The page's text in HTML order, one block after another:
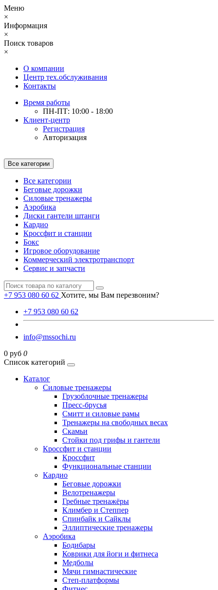
Меню
×
Информация
×
Поиск товаров
×
О компании
Центр тех.обслуживания
Контакты
Время работы
ПН-ПТ: 10:00 - 18:00
Клиент-центр
Регистрация
Авторизация
Все категории
Все категории
Беговые дорожки
Силовые тренажеры
Аэробика
Диски гантели штанги
Кардио
Кроссфит и станции
Бокс
Игровое оборудование
Коммерческий электротранспорт
Сервис и запчасти
+7 953 080 60 62 Хотите, мы Вам перезвоним?
+7 953 080 60 62
info@mssochi.ru
0 руб 0
Список категорий
Каталог
Силовые тренажеры
Грузоблочные тренажеры
Пресс-брусья
Смитт и силовые рамы
Тренажеры на свободных весах
Скамьи
Стойки под грифы и гантели
Кроссфит и станции
Кроссфит
Функциональные станции
Кардио
Беговые дорожки
Велотренажеры
Гребные тренажёры
Климбер и Степпер
Спинбайк и Сайклы
Эллиптические тренажеры
Аэробика
Бодибары
Коврики для йоги и фитнеса
Медболы
Мячи гимнастические
Степ-платформы